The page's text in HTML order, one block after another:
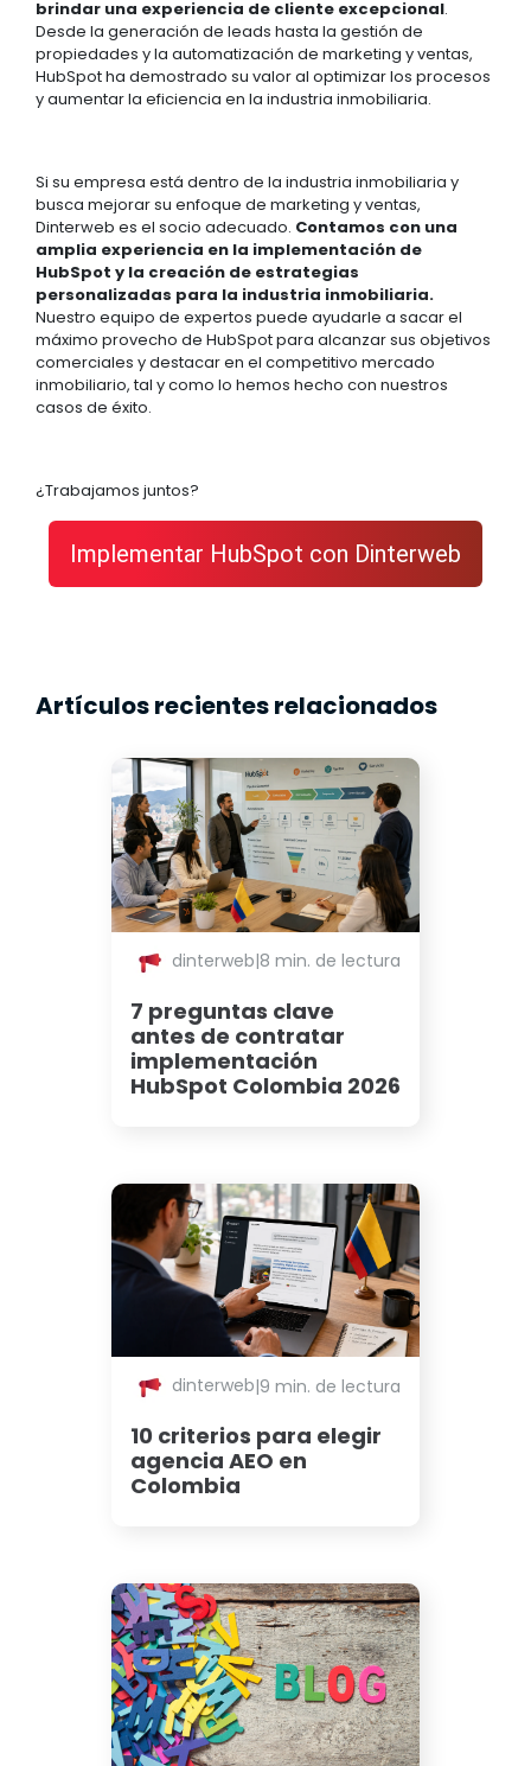
brindar una experiencia de cliente excepcional.
Desde la generación de leads hasta la gestión de
propiedades y la automatización de marketing y ventas,
HubSpot ha demostrado su valor al optimizar los procesos
y aumentar la eficiencia en la industria inmobiliaria.
Si su empresa está dentro de la industria inmobiliaria y
busca mejorar su enfoque de marketing y ventas,
Dinterweb es el socio adecuado. Contamos con una
amplia experiencia en la implementación de
HubSpot y la creación de estrategias
personalizadas para la industria inmobiliaria.
Nuestro equipo de expertos puede ayudarle a sacar el
máximo provecho de HubSpot para alcanzar sus objetivos
comerciales y destacar en el competitivo mercado
inmobiliario, tal y como lo hemos hecho con nuestros
casos de éxito.
¿Trabajamos juntos?
Implementar HubSpot con Dinterweb
Artículos recientes relacionados
dinterweb|8 min. de lectura
7 preguntas clave
antes de contratar
implementación
HubSpot Colombia 2026
dinterweb|9 min. de lectura
10 criterios para elegir
agencia AEO en
Colombia